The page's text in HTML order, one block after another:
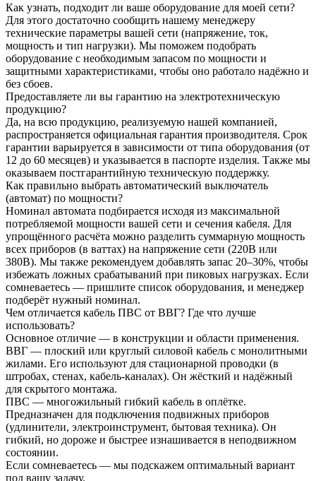
Как узнать, подходит ли ваше оборудование для моей сети?
Для этого достаточно сообщить нашему менеджеру
технические параметры вашей сети (напряжение, ток,
мощность и тип нагрузки). Мы поможем подобрать
оборудование с необходимым запасом по мощности и
защитными характеристиками, чтобы оно работало надёжно и
без сбоев.
Предоставляете ли вы гарантию на электротехническую
продукцию?
Да, на всю продукцию, реализуемую нашей компанией,
распространяется официальная гарантия производителя. Срок
гарантии варьируется в зависимости от типа оборудования (от
12 до 60 месяцев) и указывается в паспорте изделия. Также мы
оказываем постгарантийную техническую поддержку.
Как правильно выбрать автоматический выключатель
(автомат) по мощности?
Номинал автомата подбирается исходя из максимальной
потребляемой мощности вашей сети и сечения кабеля. Для
упрощённого расчёта можно разделить суммарную мощность
всех приборов (в ваттах) на напряжение сети (220В или
380В). Мы также рекомендуем добавлять запас 20–30%, чтобы
избежать ложных срабатываний при пиковых нагрузках. Если
сомневаетесь — пришлите список оборудования, и менеджер
подберёт нужный номинал.
Чем отличается кабель ПВС от ВВГ? Где что лучше
использовать?
Основное отличие — в конструкции и области применения.
ВВГ — плоский или круглый силовой кабель с монолитными
жилами. Его используют для стационарной проводки (в
штробах, стенах, кабель-каналах). Он жёсткий и надёжный
для скрытого монтажа.
ПВС — многожильный гибкий кабель в оплётке.
Предназначен для подключения подвижных приборов
(удлинители, электроинструмент, бытовая техника). Он
гибкий, но дороже и быстрее изнашивается в неподвижном
состоянии.
Если сомневаетесь — мы подскажем оптимальный вариант
под вашу задачу.